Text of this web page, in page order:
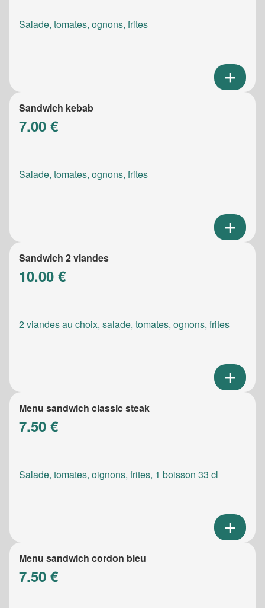
Salade, tomates, ognons, frites
Sandwich kebab
7.00 €
Salade, tomates, ognons, frites
Sandwich 2 viandes
10.00 €
2 viandes au choix, salade, tomates, ognons, frites
Menu sandwich classic steak
7.50 €
Salade, tomates, oignons, frites, 1 boisson 33 cl
Menu sandwich cordon bleu
7.50 €